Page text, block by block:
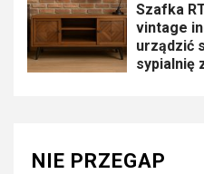
Szafka
vintage
urządzić
sypialnię
NIE PRZEGAP